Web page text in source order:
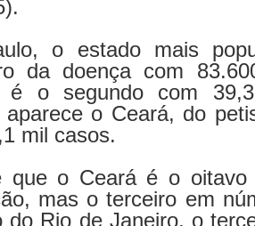
o estado mais
da doença com
é o segundo com
aparece o Ceará, do
mil casos.
que o Ceará é o
mas o terceiro em
do Rio de Janeiro, o